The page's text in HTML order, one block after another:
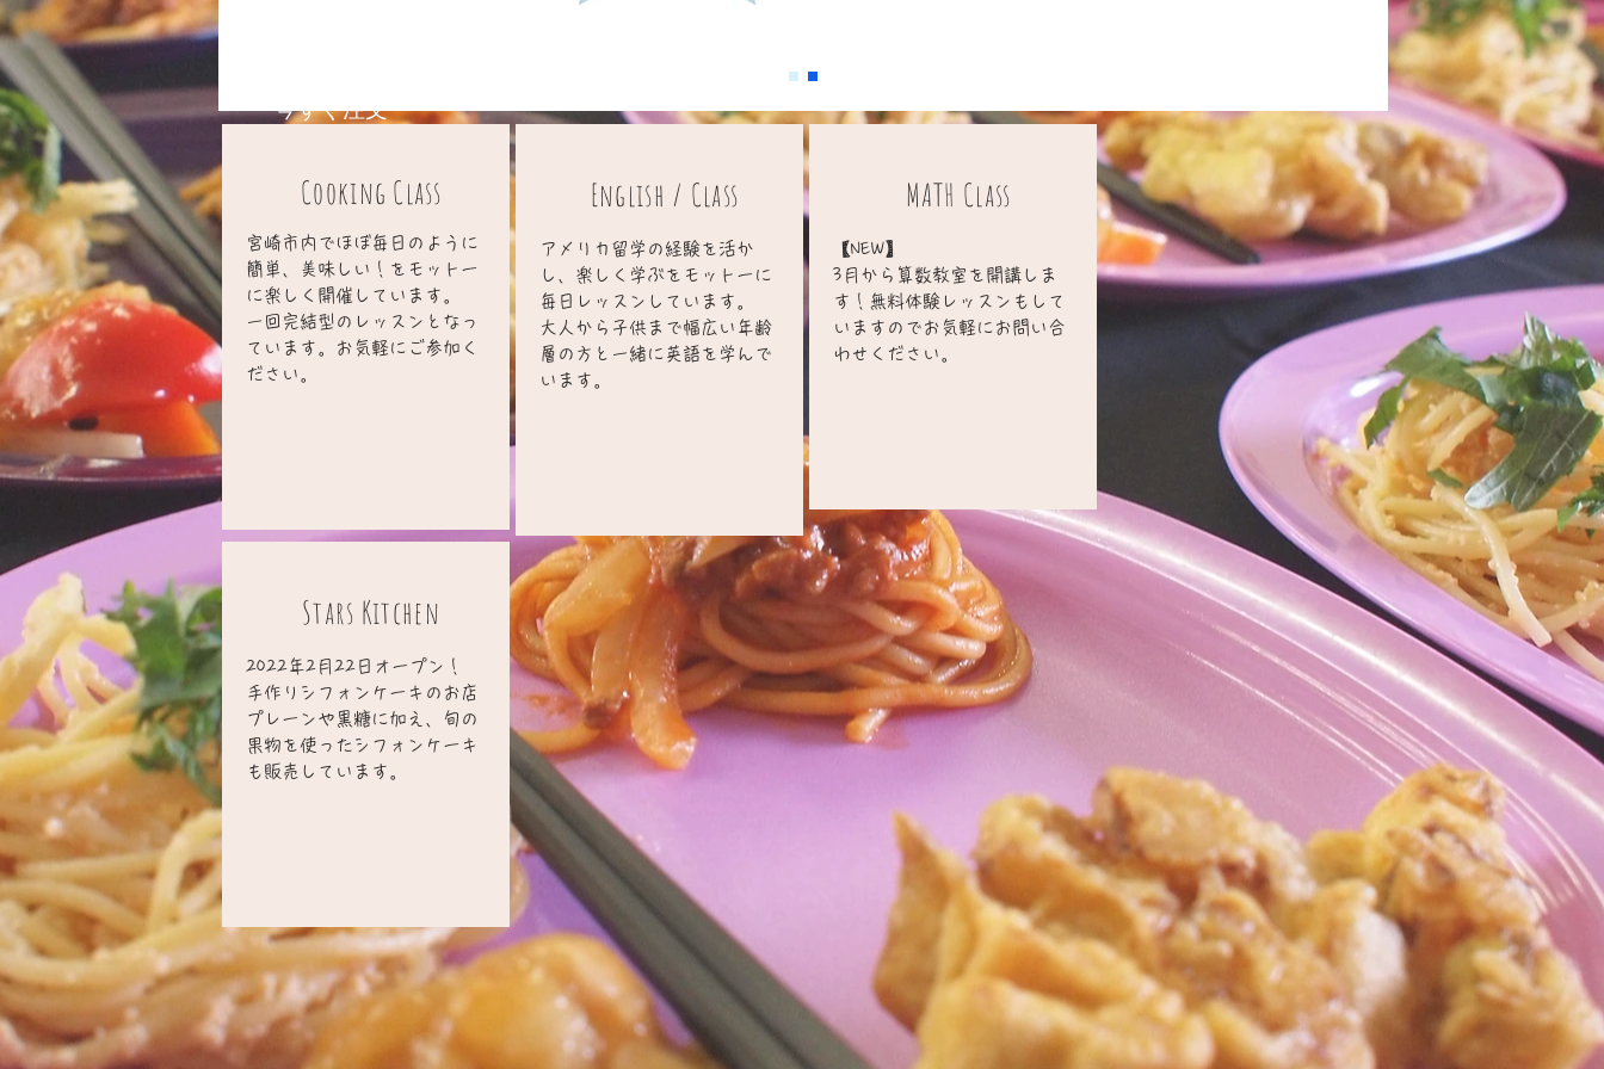
今すぐ注文
Cooking Class
宮崎市内でほぼ毎日のように
簡単、美味しい！をモットー
に楽しく開催しています。
​一回完結型のレッスンとなっ
ています。お気軽にご参加く
ださい。
English / Class
アメリカ留学の経験を活か
し、楽しく学ぶをモットーに
毎日レッスンしています。
​大人から子供まで幅広い年齢
層の方と一緒に英語を学んで
います。​
MATH Class
【NEW】
3月から算数教室を開講しま
す！無料体験レッスンもして
いますのでお気軽にお問い合
わせください。
Stars Kitchen
2022年2月22日オープン！
手作りシフォンケーキのお店
プレーンや黒糖に加え、旬の
果物を使ったシフォンケーキ
も販売しています。